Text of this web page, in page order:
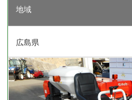
地域
広島県